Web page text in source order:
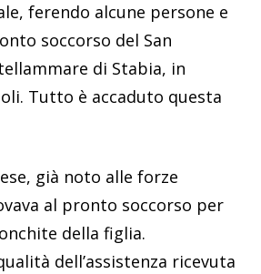
ferendo alcune persone e
soccorso del San
di Stabia, in
Tutto è accaduto questa
già noto alle forze
al pronto soccorso per
della figlia.
dell’assistenza ricevuta